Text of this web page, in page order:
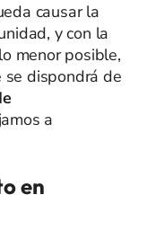
causar la
y con la
menor posible,
se dispondrá de
a
en